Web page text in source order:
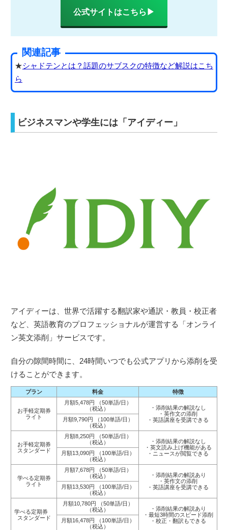
公式サイトはこちら▶
関連記事
★シャドテンとは？話題のサブスクの特徴など解説はこち
ら
ビジネスマンや学生には「アイディー」
アイディーは、世界で活躍する翻訳家や通訳・教員・校正者
など、英語教育のプロフェッショナルが運営する「オンライ
ン英文添削」サービスです。
自分の隙間時間に、24時間いつでも公式アプリから添削を受
けることができます。
プラン 料金 特徴
お手軽定期券
ライト
月額5,478円 （50単語/日）
（税込）
・添削結果の解説なし
・英作文の添削
・英語講座を受講できる
月額9,790円 （100単語/日）
（税込）
お手軽定期券
スタンダード
月額8,250円 （50単語/日）
（税込）
・添削結果の解説なし
・英文読み上げ機能がある
・ニュースが閲覧できる
月額13,090円 （100単語/日）
（税込）
学べる定期券
ライト
月額7,678円 （50単語/日）
（税込）
・添削結果の解説あり
・英作文の添削
・英語講座を受講できる
月額13,530円 （100単語/日）
（税込）
学べる定期券
スタンダード
月額10,780円 （50単語/日）
（税込）
・添削結果の解説あり
・最短3時間のスピード添削
・校正・翻訳もできる
月額16,478円 （100単語/日）
（税込）